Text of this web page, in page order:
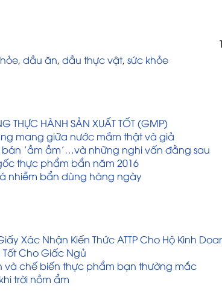
, dầu ăn, dầu thực vật, sức khỏe
THỰC HÀNH SẢN XUẤT TỐT (GMP)
mang giữa nước mắm thật và giả
bán ’ầm ầm’…và những nghi vấn đằng sau
thực phẩm bẩn năm 2016
nhiễm bẩn dùng hàng ngày
Xác Nhận Kiến Thức ATTP Cho Hộ Kinh
Cho Giấc Ngủ
và chế biến thực phẩm bạn thường mắc
trời nồm ẩm